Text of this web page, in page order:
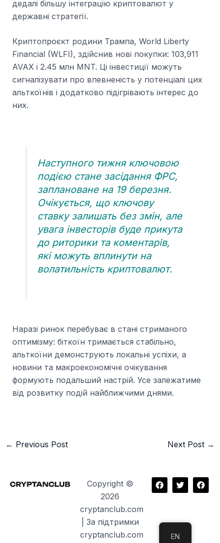
дедалі більшу інтеграцію криптовалют у
державні стратегії.
Криптопроєкт родини Трампа, World Liberty
Financial (WLFI), здійснив нові покупки: 103,911
AVAX і 2.45 млн MNT. Ці інвестиції можуть
сигналізувати про впевненість у потенціалі цих
альткоїнів і додатково підігрівають інтерес до
них.
Наступного тижня ключовою
подією стане засідання ФРС,
заплановане на 19 березня.
Очікується, що ключову
ставку залишать без змін, але
увага інвесторів буде прикута
до риторики та коментарів,
які можуть вплинути на
волатильність криптовалют.
Наразі ринок перебуває в стані стриманого
оптимізму: біткоїн тримається стабільно,
альткоїни демонструють локальні успіхи, а
новини та макроекономічні очікування
формують подальший настрій. Усе залежатиме
від розвитку подій найближчими днями.
← Previous Post Next Post →
Copyright ©
2026
cryptanclub.com
| За підтримки
cryptanclub.com
F
a
c
o
o
T
w
i
e
F
a
c
EN